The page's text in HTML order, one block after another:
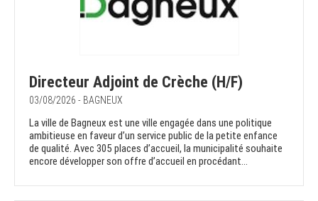
Directeur Adjoint de Crèche (H/F)
03/08/2026 - BAGNEUX
La ville de Bagneux est une ville engagée dans une politique
ambitieuse en faveur d’un service public de la petite enfance
de qualité. Avec 305 places d’accueil, la municipalité souhaite
encore développer son offre d’accueil en procédant...